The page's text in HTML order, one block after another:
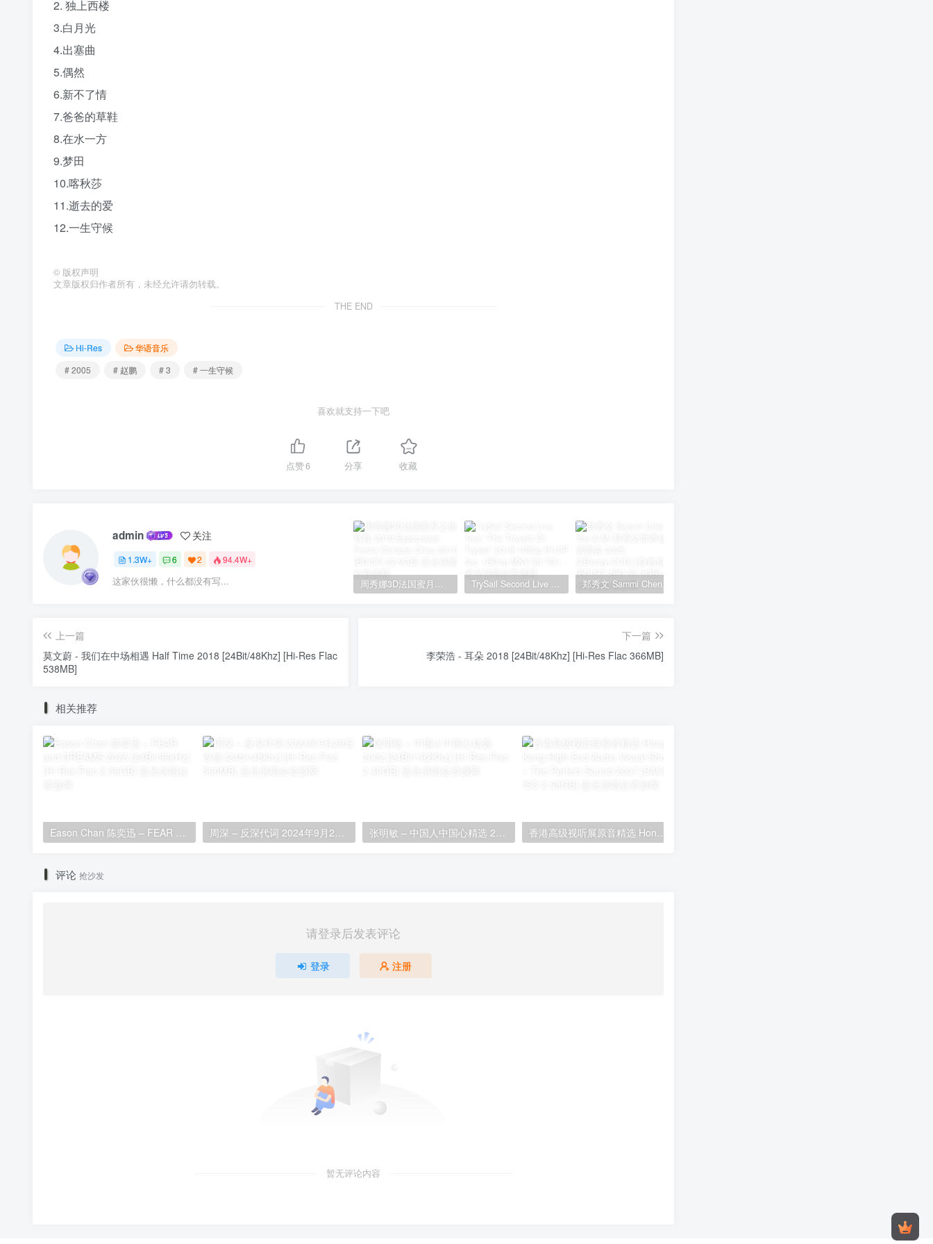
2. 独上西楼
3.白月光
4.出塞曲
5.偶然
6.新不了情
7.爸爸的草鞋
8.在水一方
9.梦田
10.喀秋莎
11.逝去的爱
12.一生守候
© 版权声明
文章版权归作者所有，未经允许请勿转载。
THE END
Hi-Res
华语音乐
# 2005
# 赵鹏 # 3 # 一生守候
喜欢就支持一下吧
点赞6 分享 收藏
admin 关注
1.3W+ 6 2 94.4W+
这家伙很懒，什么都没有写... 周秀娜3D法国蜜月之旅写真 2010 Eyescream Fiesta Chrissie Chau 2010 [BDISO 22.9GB] TrySail Second Live Tour “The Travels Of Trysail” 2018 1080p Hi10P flac《BDrip MKV 20.7G》 郑秀文 Sammi Cheng – You & Mi 郑秀文世界巡迴演唱会 2025 [2Bluray+2CD] [自购原盘] [BDISO 2BD 56.3GB]
上一篇
莫文蔚 - 我们在中场相遇 Half Time 2018 [24Bit/48Khz] [Hi-Res Flac
538MB]
下一篇
李荣浩 - 耳朵 2018 [24Bit/48Khz] [Hi-Res Flac 366MB]
相关推荐
Eason Chan 陈奕迅 – FEAR and DREAMS 2025 [24Bit/96kHz] [Hi-Res Flac 2.36GB] 周深 – 反深代词 2024年9月29日专辑 [24bit/48khz] [Hi-Res Flac 560MB] 张明敏 – 中国人中国心精选 2002 [24Bit/192Khz] [Hi-Res Flac 2.49GB] 香港高级视听展原音精选 Hong Kong High-End Audio Visual Show – The Perfect Sound 2007 [SACD ISO 2.98GB]
评论 抢沙发
请登录后发表评论
登录 注册
暂无评论内容